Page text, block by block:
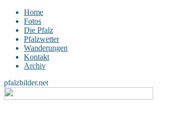
Home
Fotos
Die Pfalz
Pfalzwetter
Wanderungen
Kontakt
Archiv
pfalzbilder.net